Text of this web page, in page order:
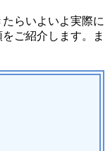
らいよいよ実際に
ご紹介します。ま